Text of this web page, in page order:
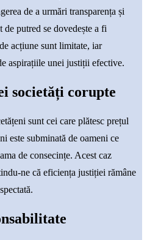
de a urmări transparența și
putred se dovedește a fi
acțiune sunt limitate, iar
aspirațiile unei justiții efective.
societăți corupte
sunt cei care plătesc prețul
este subminată de oameni ce
de consecințe. Acest caz
ne că eficiența justiției rămâne